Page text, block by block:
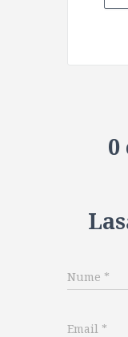
Nume *
Email *